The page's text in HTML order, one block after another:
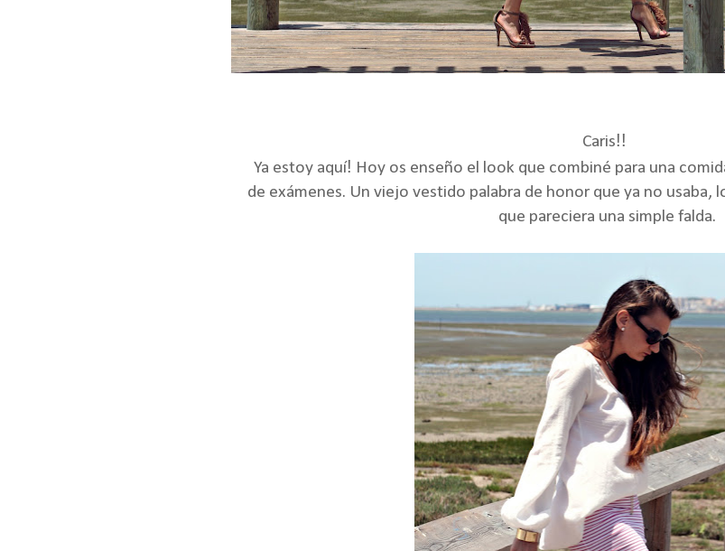
Caris!!
Ya estoy aquí! Hoy os enseño el look que combiné para una
de exámenes. Un viejo vestido palabra de honor que ya no usaba,
que pareciera una simple falda.